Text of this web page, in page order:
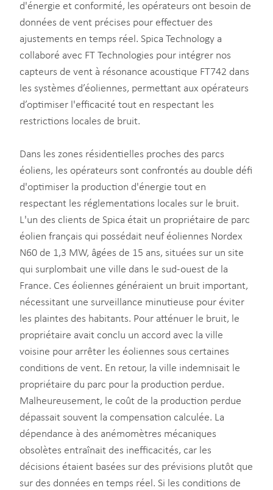
d'énergie et conformité, les opérateurs ont besoin de
données de vent précises pour effectuer des
ajustements en temps réel. Spica Technology a
collaboré avec FT Technologies pour intégrer nos
capteurs de vent à résonance acoustique FT742 dans
les systèmes d’éoliennes, permettant aux opérateurs
d’optimiser l'efficacité tout en respectant les
restrictions locales de bruit.
Dans les zones résidentielles proches des parcs
éoliens, les opérateurs sont confrontés au double défi
d'optimiser la production d'énergie tout en
respectant les réglementations locales sur le bruit.
L'un des clients de Spica était un propriétaire de parc
éolien français qui possédait neuf éoliennes Nordex
N60 de 1,3 MW, âgées de 15 ans, situées sur un site
qui surplombait une ville dans le sud-ouest de la
France. Ces éoliennes généraient un bruit important,
nécessitant une surveillance minutieuse pour éviter
les plaintes des habitants. Pour atténuer le bruit, le
propriétaire avait conclu un accord avec la ville
voisine pour arrêter les éoliennes sous certaines
conditions de vent. En retour, la ville indemnisait le
propriétaire du parc pour la production perdue.
Malheureusement, le coût de la production perdue
dépassait souvent la compensation calculée. La
dépendance à des anémomètres mécaniques
obsolètes entraînait des inefficacités, car les
décisions étaient basées sur des prévisions plutôt que
sur des données en temps réel. Si les conditions de